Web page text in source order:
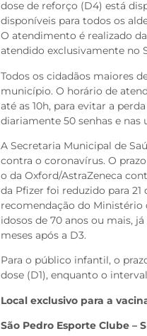
dose de reforço (D4) está
disponíveis para todos os
O atendimento é realizado
atendido exclusivamente no
Todos os cidadãos maiores
município. O horário de
até as 10h, para evitar a
diariamente 50 senhas e nas
A Secretaria Municipal de
contra o coronavírus. O
o da Oxford/AstraZeneca
da Pfizer foi reduzido para 21
recomendação do Ministério
idosos de 70 anos ou mais,
meses após a D3.
Para o público infantil, o
dose (D1), enquanto o
Local exclusivo para a
São Pedro Esporte Clube –